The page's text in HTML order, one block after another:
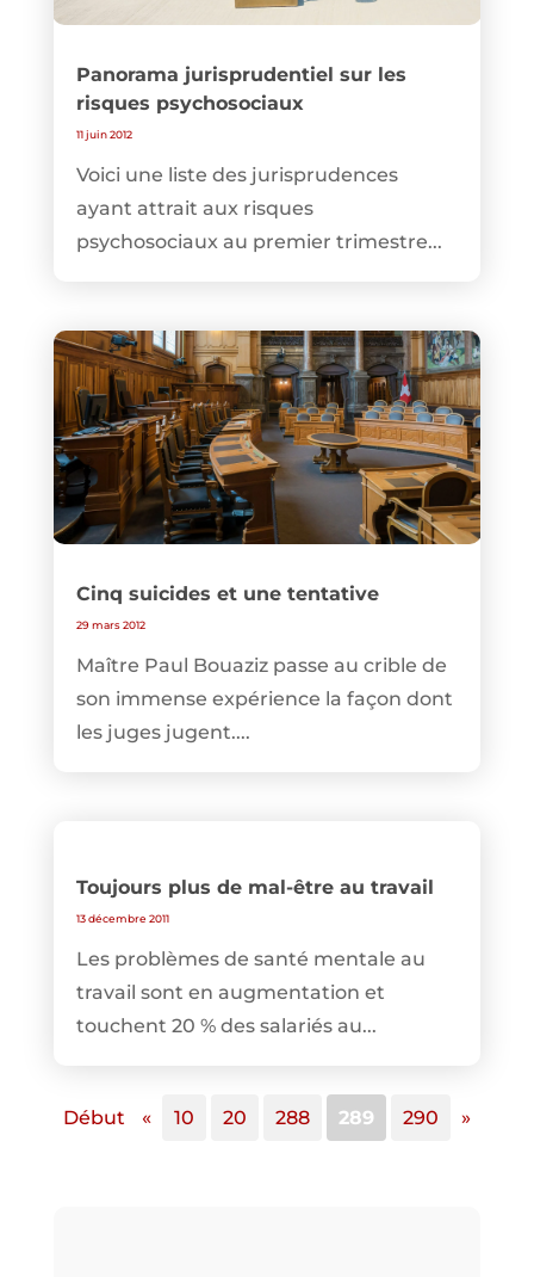
Panorama jurisprudentiel sur les
risques psychosociaux
11 juin 2012
Voici une liste des jurisprudences
ayant attrait aux risques
psychosociaux au premier trimestre...
Cinq suicides et une tentative
29 mars 2012
Maître Paul Bouaziz passe au crible de
son immense expérience la façon dont
les juges jugent....
Toujours plus de mal-être au travail
13 décembre 2011
Les problèmes de santé mentale au
travail sont en augmentation et
touchent 20 % des salariés au...
Début « 10 20 288 289 290 »